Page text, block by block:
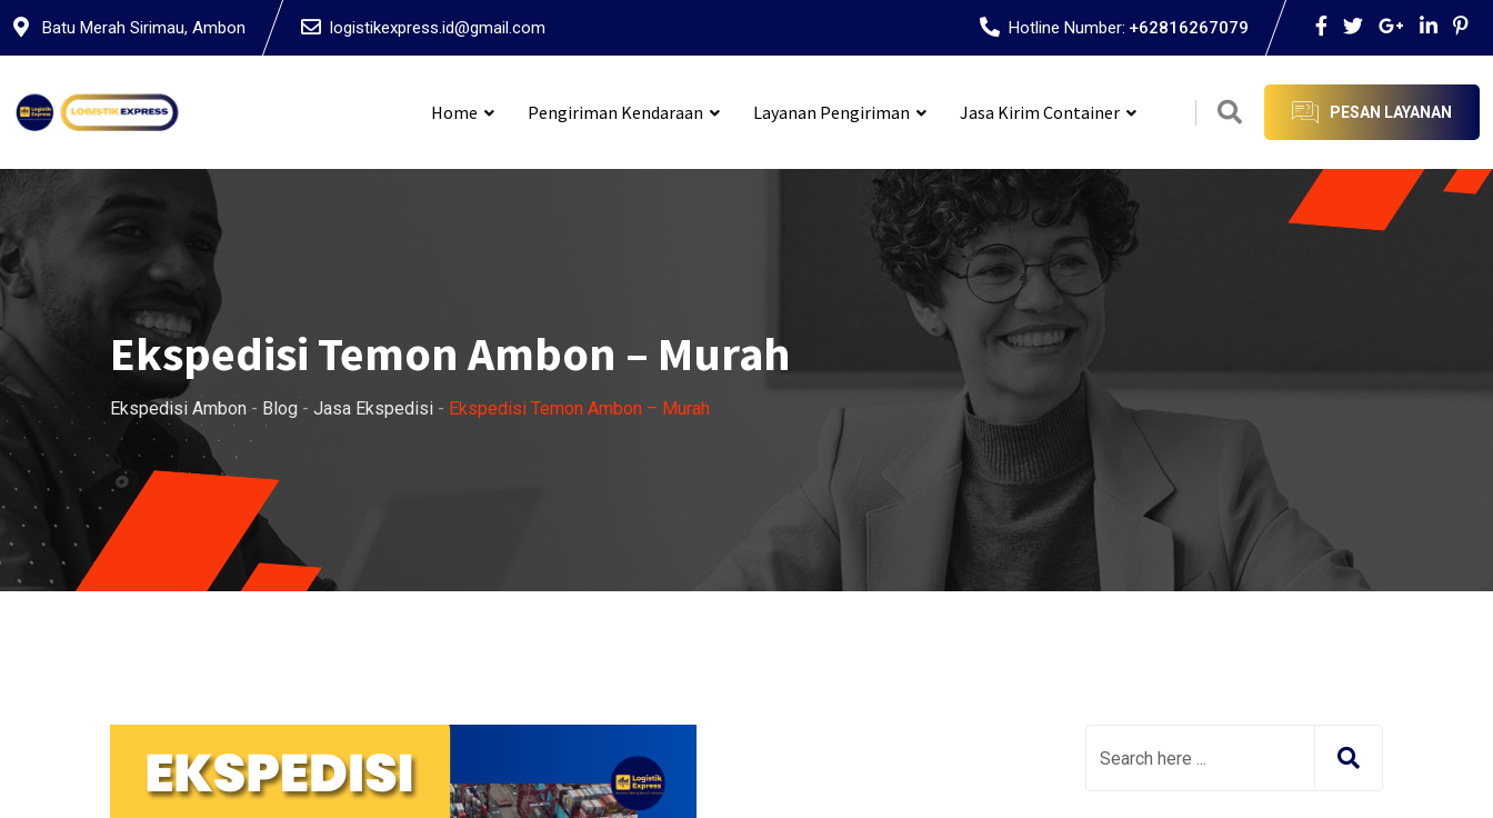
Skip
Batu Merah Sirimau, Ambon logistikexpress.id@gmail.com Hotline Number: +62816267079
Home Pengiriman Kendaraan Layanan Pengiriman Jasa Kirim Container PESAN LAYANAN
Ekspedisi Temon Ambon – Murah
Ekspedisi Ambon - Blog - Jasa Ekspedisi - Ekspedisi Temon Ambon – Murah